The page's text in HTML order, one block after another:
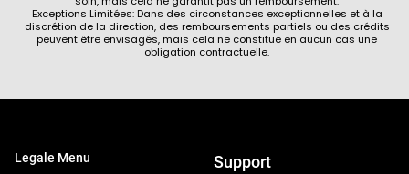
Exceptions Limitées: Dans des circonstances exceptionnelles et à la
discrétion de la direction, des remboursements partiels ou des crédits
peuvent être envisagés, mais cela ne constitue en aucun cas une
obligation contractuelle.
Legale Menu Support